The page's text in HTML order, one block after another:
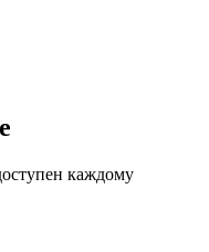
каждому